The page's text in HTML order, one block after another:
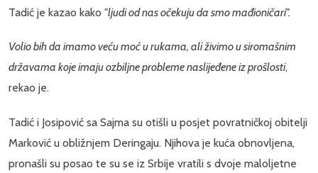
Tadić je kazao kako "ljudi od nas očekuju da smo mađioničari".
Volio bih da imamo veću moć u rukama, ali živimo u siromašnim
državama koje imaju ozbiljne probleme naslijeđene iz prošlosti,
rekao je.
Tadić i Josipović sa Sajma su otišli u posjet povratničkoj obitelji
Marković u obližnjem Deringaju. Njihova je kuća obnovljena,
pronašli su posao te su se iz Srbije vratili s dvoje maloljetne